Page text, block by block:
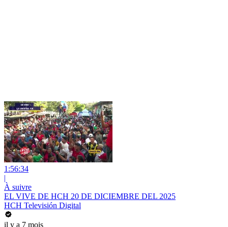
1:56:34
|
À suivre
EL VIVE DE HCH 20 DE DICIEMBRE DEL 2025
HCH Televisión Digital
il y a 7 mois